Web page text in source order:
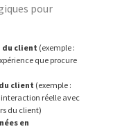
pour
du client (exemple :
que procure
client (exemple :
réelle avec
du client)
en